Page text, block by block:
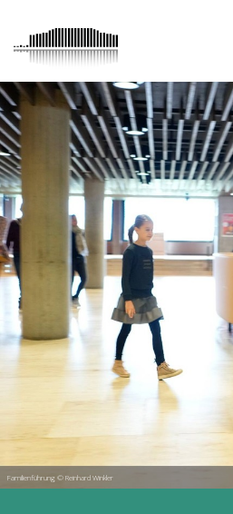
Familienführung © Reinhard Winkler